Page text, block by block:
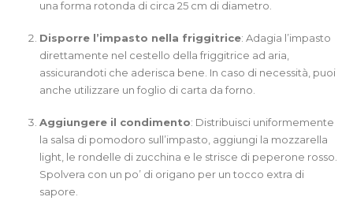
una forma rotonda di circa 25 cm di diametro.
Disporre l’impasto nella friggitrice: Adagia l’impasto
direttamente nel cestello della friggitrice ad aria,
assicurandoti che aderisca bene. In caso di necessità, puoi
anche utilizzare un foglio di carta da forno.
Aggiungere il condimento: Distribuisci uniformemente
la salsa di pomodoro sull’impasto, aggiungi la mozzarella
light, le rondelle di zucchina e le strisce di peperone rosso.
Spolvera con un po’ di origano per un tocco extra di
sapore.